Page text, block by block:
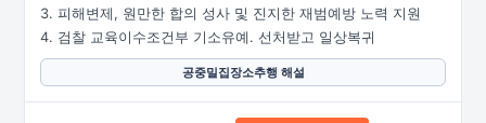
피해변제, 원만한 합의 성사 및 진지한 재범예방 노력 지원
검찰 교육이수조건부 기소유예. 선처받고 일상복귀
공중밀집장소추행 해설